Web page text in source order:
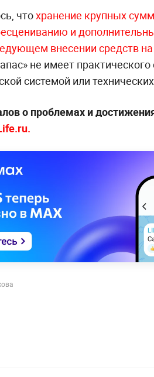
чтохранение крупных
и
внесении средств на
не имеет
системой или
о проблемах и